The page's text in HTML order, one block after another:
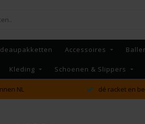
Accessoires
Kleding Schoenen & Slippers
Lelystad en omstreken